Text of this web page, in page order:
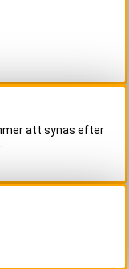
att synas efter